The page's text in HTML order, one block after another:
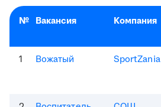
№ Вакансия Компания
1 Вожатый SportZania